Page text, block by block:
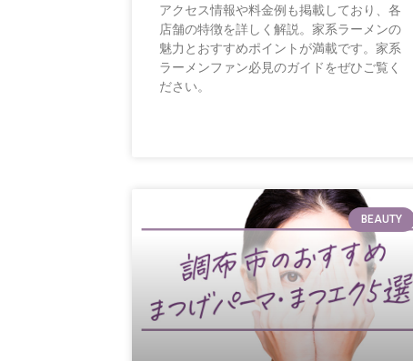
アクセス情報や料金例も掲載しており、各
店舗の特徴を詳しく解説。家系ラーメンの
魅力とおすすめポイントが満載です。家系
ラーメンファン必見のガイドをぜひご覧く
ださい。
BEAUTY